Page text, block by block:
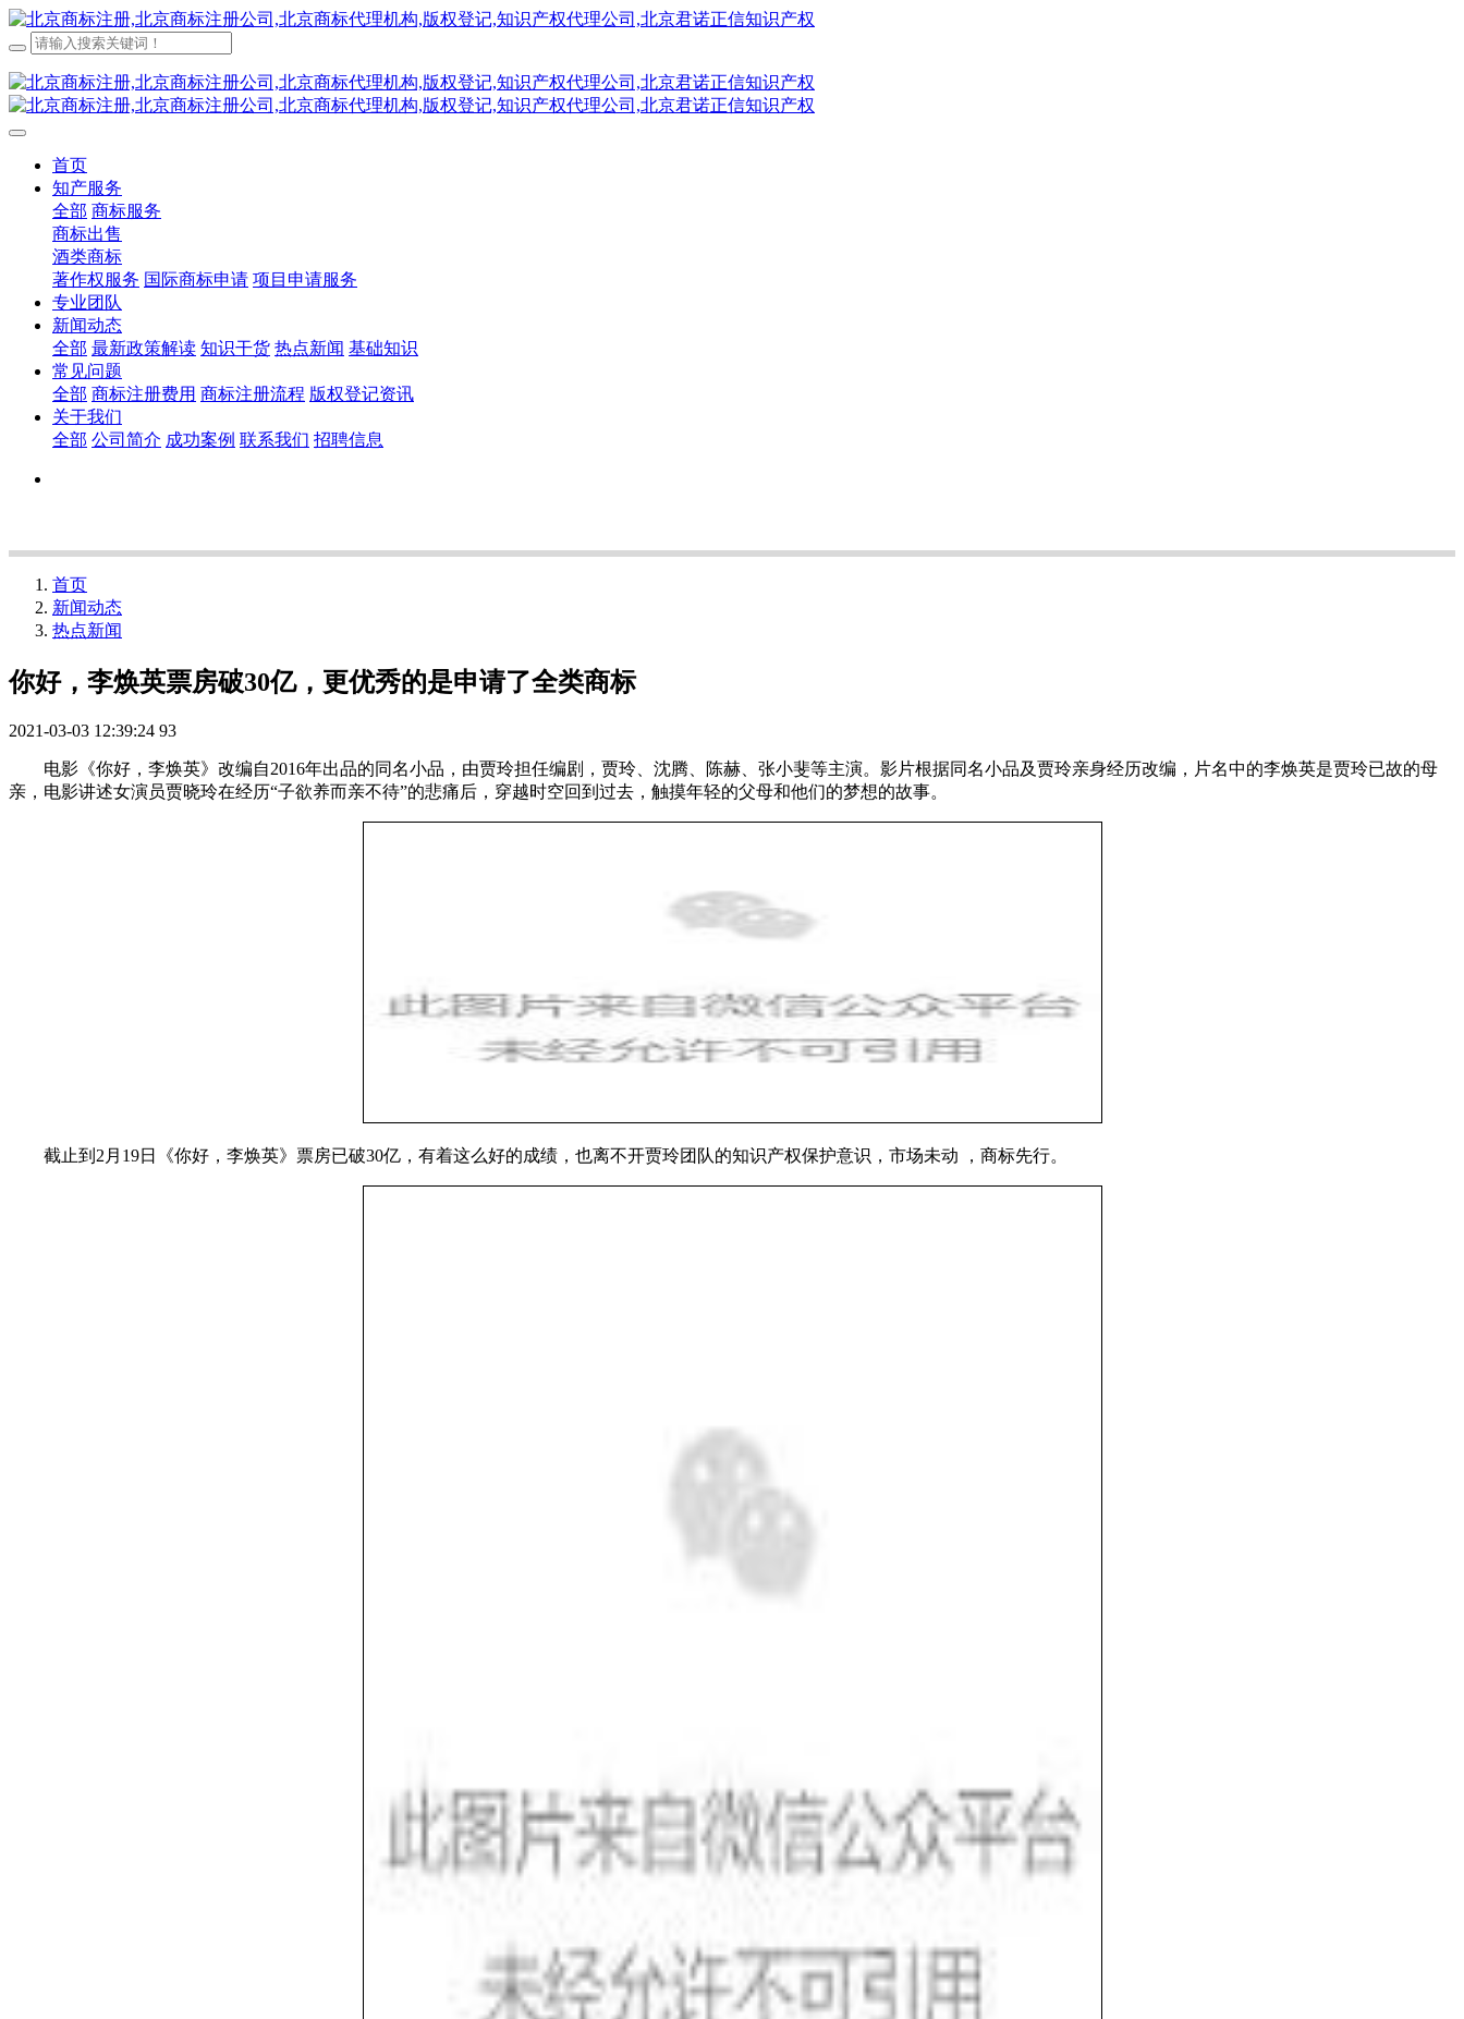
首页
知产服务
全部 商标服务
商标出售
酒类商标
著作权服务 国际商标申请 项目申请服务
专业团队
新闻动态
全部 最新政策解读 知识干货 热点新闻 基础知识
常见问题
全部 商标注册费用 商标注册流程 版权登记资讯
关于我们
全部 公司简介 成功案例 联系我们 招聘信息
首页
新闻动态
热点新闻
你好，李焕英票房破30亿，更优秀的是申请了全类商标
2021-03-03 12:39:24 93
电影《你好，李焕英》改编自2016年出品的同名小品，由贾玲担任编剧，贾玲、沈腾、陈赫、张小斐等主演。影片根据同名小品及贾玲亲身经历改编，片名中的李焕英是贾玲已故的母
亲，电影讲述女演员贾晓玲在经历“子欲养而亲不待”的悲痛后，穿越时空回到过去，触摸年轻的父母和他们的梦想的故事。
截止到2月19日《你好，李焕英》票房已破30亿，有着这么好的成绩，也离不开贾玲团队的知识产权保护意识，市场未动 ，商标先行。